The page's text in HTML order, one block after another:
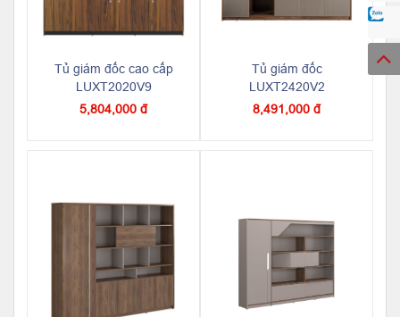
Tủ giám đốc cao cấp
LUXT2020V9
5,804,000 đ
Tủ giám đốc
LUXT2420V2
8,491,000 đ